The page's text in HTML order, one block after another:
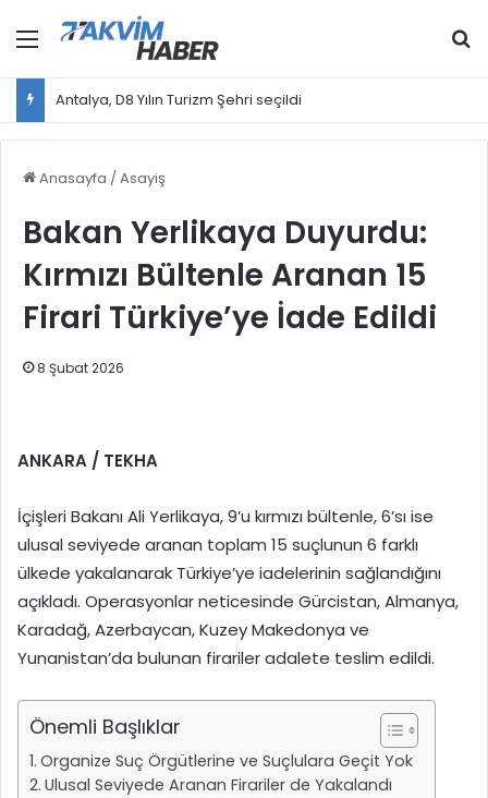
Menü
Antalya, D8 Yılın Turizm Şehri seçildi
Anasayfa / Asayiş
Bakan Yerlikaya Duyurdu:
Kırmızı Bültenle Aranan 15
Firari Türkiye’ye İade Edildi
8 Şubat 2026
ANKARA / TEKHA
İçişleri Bakanı Ali Yerlikaya, 9’u kırmızı bültenle, 6’sı ise
ulusal seviyede aranan toplam 15 suçlunun 6 farklı
ülkede yakalanarak Türkiye’ye iadelerinin sağlandığını
açıkladı. Operasyonlar neticesinde Gürcistan, Almanya,
Karadağ, Azerbaycan, Kuzey Makedonya ve
Yunanistan’da bulunan firariler adalete teslim edildi.
Önemli Başlıklar
Organize Suç Örgütlerine ve Suçlulara Geçit Yok
Ulusal Seviyede Aranan Firariler de Yakalandı